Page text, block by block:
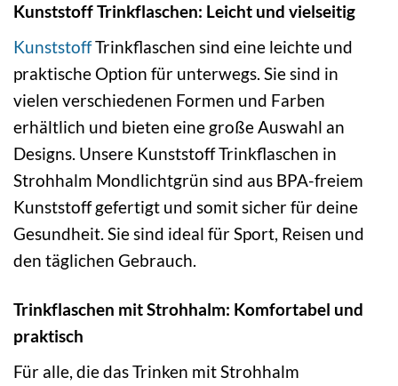
Kunststoff Trinkflaschen: Leicht und vielseitig
KunststoffTrinkflaschen sind eine leichte und
praktische Option für unterwegs. Sie sind in
vielen verschiedenen Formen und Farben
erhältlich und bieten eine große Auswahl an
Designs. Unsere Kunststoff Trinkflaschen in
Strohhalm Mondlichtgrün sind aus BPA-freiem
Kunststoff gefertigt und somit sicher für deine
Gesundheit. Sie sind ideal für Sport, Reisen und
den täglichen Gebrauch.
Trinkflaschen mit Strohhalm: Komfortabel und
praktisch
Für alle, die das Trinken mit Strohhalm